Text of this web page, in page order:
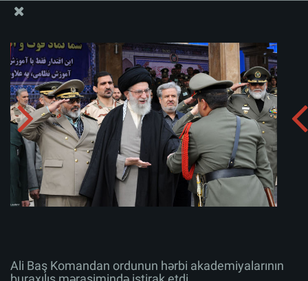
Ali Baş Komandan ordunun hərbi akademiyalarının
buraxılış mərasimində iştirak etdi
Albomu yüklə:
Ali Baş Komandan ordunun hərbi akademiyalarının